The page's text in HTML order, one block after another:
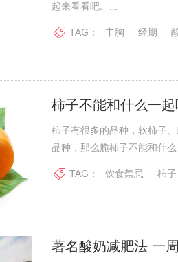
起来看看吧。...
TAG： 丰胸 经期
柿子不能和什么一
柿子有很多的品种，软柿子
品种，那么脆柿子不能和什
TAG： 饮食禁忌 柿子
著名酸奶减肥法 一